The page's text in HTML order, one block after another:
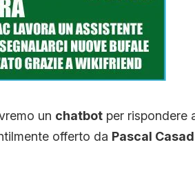
un chatbotper rispondere
offerto da Pascal